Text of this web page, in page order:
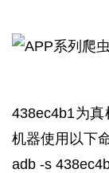
438ec4b1为
机器使用以下
adb -s